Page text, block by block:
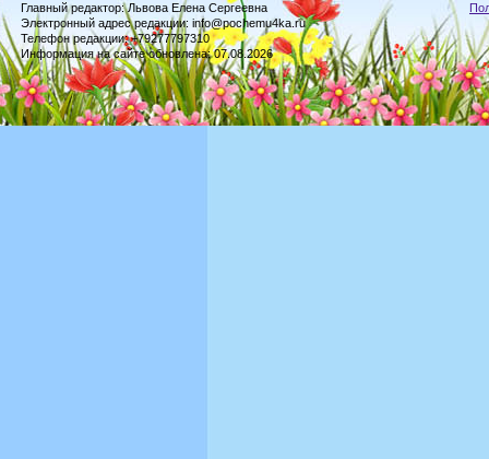
Главный редактор: Львова Елена Сергеевна
Электронный адрес редакции: info@pochemu4ka.ru
Телефон редакции: +79277797310
Информация на сайте обновлена: 07.08.2026